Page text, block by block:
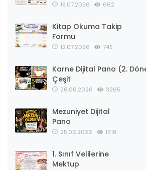
19.07.2026 662
Kitap Okuma Takip
Formu
12.07.2026 745
Karne Dijital Pano (2.
Çeşit
26.06.2026 3265
Mezuniyet Dijital
Pano
25.06.2026 1318
1. Sınıf Velilerine
Mektup